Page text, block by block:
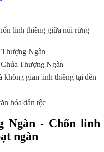
linh thiêng giữa núi rừng
Ngàn
Thượng Ngàn
không gian linh thiêng tại đền
hóa dân tộc
Ngàn - Chốn linh
ngàn